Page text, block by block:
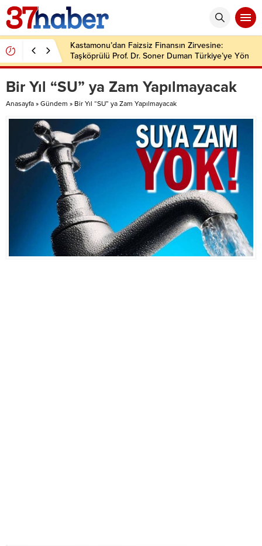
Kastamonu’dan Faizsiz Finansın Zirvesine:
Taşköprülü Prof. Dr. Soner Duman Türkiye’ye Yön
Veriyor
Bir Yıl “SU” ya Zam Yapılmayacak
Anasayfa » Gündem » Bir Yıl “SU” ya Zam Yapılmayacak